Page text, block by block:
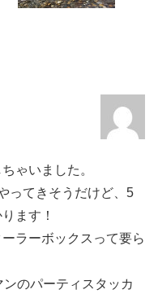
ゃいました。
ってきそうだけど、5
ます！
ラーボックスって要ら
のパーティスタッカ